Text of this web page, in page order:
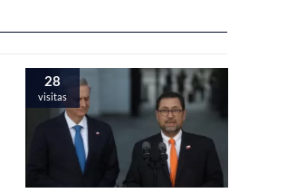
28
visitas